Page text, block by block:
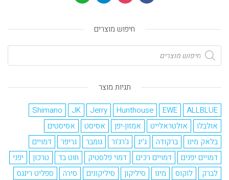
חיפוש מוצרים
תגיות מוצר
ALLBLUE
EWE
Hunthouse
Jerry
JK
Shimano
אולבלו
אולטראלייט אמזון-יפן אסיסט
אסיסטים
בלאק מינו
ברקודה ג'יג ג'רג'ור גומבר גריפר
דמויים
דמויים יפנים
דמויים רכים דמוי פלסטיק חוט בד טרכון
יפני
לברק
לוקוס מינו סיליקון סיליקונים סירה
ספליט רינגס